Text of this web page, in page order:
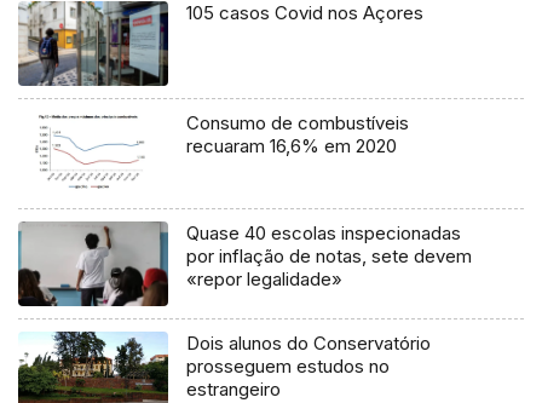
105 casos Covid nos Açores
Consumo de combustíveis
recuaram 16,6% em 2020
Quase 40 escolas inspecionadas
por inflação de notas, sete devem
«repor legalidade»
Dois alunos do Conservatório
prosseguem estudos no
estrangeiro